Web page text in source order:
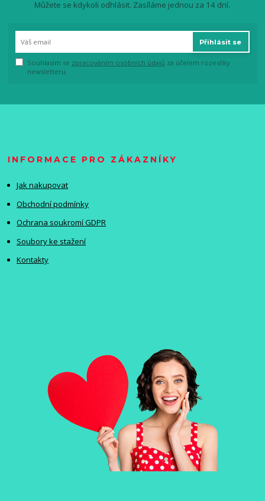
Můžete se kdykoli odhlásit. Zasíláme jednou za 14 dní.
Přihlásit se
Souhlasím se zpracováním osobních údajů za účelem rozesílky
newsletteru.
INFORMACE PRO ZÁKAZNÍKY
Jak nakupovat
Obchodní podmínky
Ochrana soukromí GDPR
Soubory ke stažení
Kontakty